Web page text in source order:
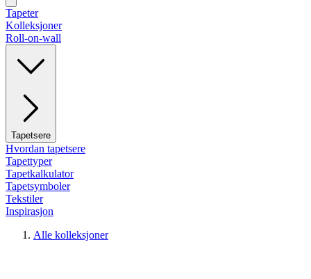
Tapeter
Kolleksjoner
Roll-on-wall
Tapetsere
Hvordan tapetsere
Tapettyper
Tapetkalkulator
Tapetsymboler
Tekstiler
Inspirasjon
Alle kolleksjoner